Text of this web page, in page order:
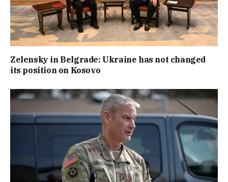
Zelensky in Belgrade: Ukraine has not changed
its position on Kosovo